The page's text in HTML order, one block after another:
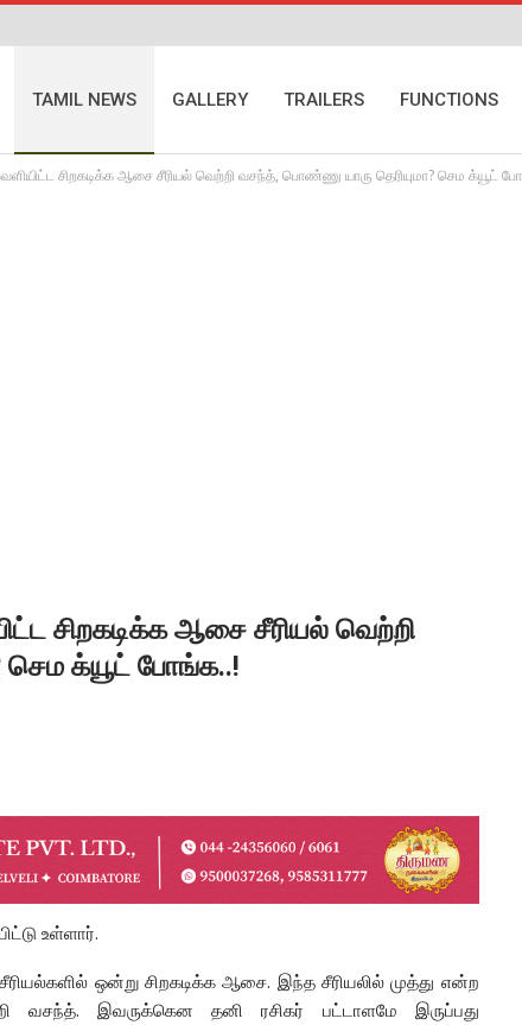
TAMIL NEWS GALLERY TRAILERS FUNCTIONS
சிறகடிக்க ஆசை சீரியல் வெற்றி வசந்த், பொண்ணு யாரு தெரியுமா? செம க்யூட்
சிறகடிக்க ஆசை சீரியல் வெற்றி
க்யூட் போங்க..!
உள்ளார்.
ஒன்று சிறகடிக்க ஆசை. இந்த சீரியலில் முத்து என்ற
வசந்த். இவருக்கென தனி ரசிகர் பட்டாளமே இருப்பது